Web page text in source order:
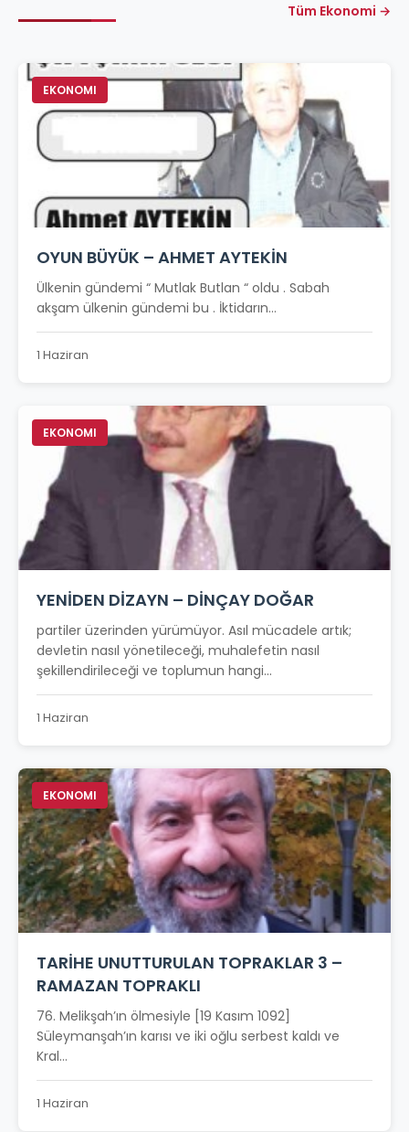
Tüm Ekonomi →
EKONOMI
OYUN BÜYÜK – AHMET AYTEKİN
Ülkenin gündemi “ Mutlak Butlan “ oldu . Sabah
akşam ülkenin gündemi bu . İktidarın...
1 Haziran
EKONOMI
YENİDEN DİZAYN – DİNÇAY DOĞAR
partiler üzerinden yürümüyor. Asıl mücadele artık;
devletin nasıl yönetileceği, muhalefetin nasıl
şekillendirileceği ve toplumun hangi...
1 Haziran
EKONOMI
TARİHE UNUTTURULAN TOPRAKLAR 3 –
RAMAZAN TOPRAKLI
76. Melikşah’ın ölmesiyle [19 Kasım 1092]
Süleymanşah’ın karısı ve iki oğlu serbest kaldı ve
Kral...
1 Haziran